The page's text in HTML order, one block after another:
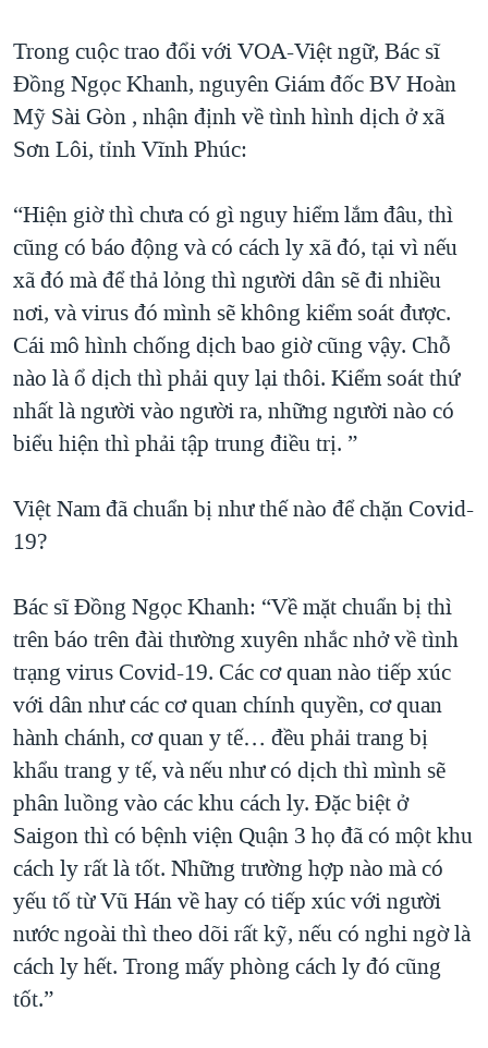
Trong cuộc trao đổi với VOA-Việt ngữ, Bác sĩ
Đồng Ngọc Khanh, nguyên Giám đốc BV Hoàn
Mỹ Sài Gòn , nhận định về tình hình dịch ở xã
Sơn Lôi, tỉnh Vĩnh Phúc:
“Hiện giờ thì chưa có gì nguy hiểm lắm đâu, thì
cũng có báo động và có cách ly xã đó, tại vì nếu
xã đó mà để thả lỏng thì người dân sẽ đi nhiều
nơi, và virus đó mình sẽ không kiểm soát được.
Cái mô hình chống dịch bao giờ cũng vậy. Chỗ
nào là ổ dịch thì phải quy lại thôi. Kiểm soát thứ
nhất là người vào người ra, những người nào có
biểu hiện thì phải tập trung điều trị. ”
Việt Nam đã chuẩn bị như thế nào để chặn Covid-
19?
Bác sĩ Đồng Ngọc Khanh: “Về mặt chuẩn bị thì
trên báo trên đài thường xuyên nhắc nhở về tình
trạng virus Covid-19. Các cơ quan nào tiếp xúc
với dân như các cơ quan chính quyền, cơ quan
hành chánh, cơ quan y tế… đều phải trang bị
khẩu trang y tế, và nếu như có dịch thì mình sẽ
phân luồng vào các khu cách ly. Đặc biệt ở
Saigon thì có bệnh viện Quận 3 họ đã có một khu
cách ly rất là tốt. Những trường hợp nào mà có
yếu tố từ Vũ Hán về hay có tiếp xúc với người
nước ngoài thì theo dõi rất kỹ, nếu có nghi ngờ là
cách ly hết. Trong mấy phòng cách ly đó cũng
tốt.”